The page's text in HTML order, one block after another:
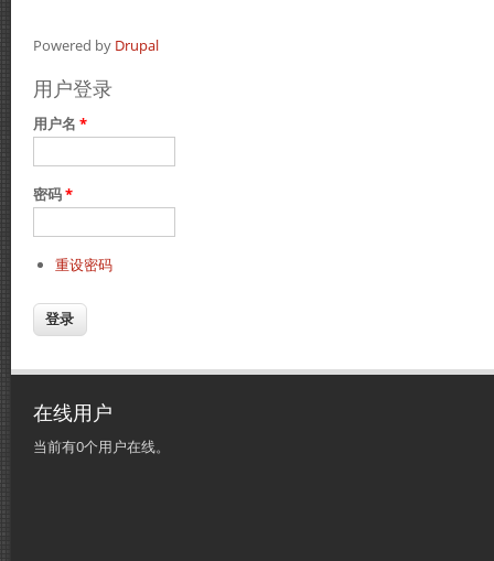
Powered by Drupal
用户登录
用户名 *
密码*
重设密码
在线用户
当前有0个用户在线。